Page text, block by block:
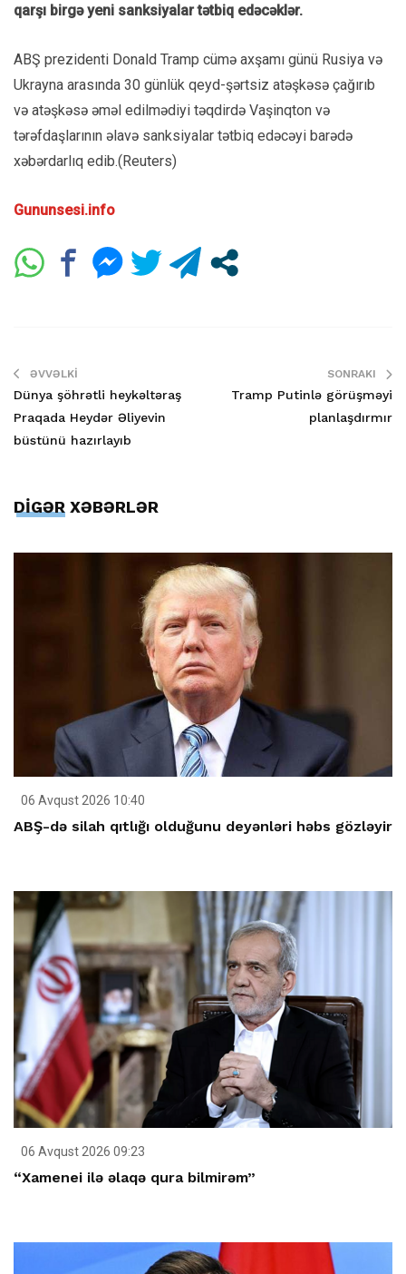
qarşı birgə yeni sanksiyalar tətbiq edəcəklər.
ABŞ prezidenti Donald Tramp cümə axşamı günü Rusiya və
Ukrayna arasında 30 günlük qeyd-şərtsiz atəşkəsə çağırıb
və atəşkəsə əməl edilmədiyi təqdirdə Vaşinqton və
tərəfdaşlarının əlavə sanksiyalar tətbiq edəcəyi barədə
xəbərdarlıq edib.(Reuters)
Gununsesi.info
ƏVVƏLKI
Dünya şöhrətli heykəltəraş
Praqada Heydər Əliyevin
büstünü hazırlayıb
SONRAKI
Tramp Putinlə görüşməyi
planlaşdırmır
DİGƏR XƏBƏRLƏR
06 Avqust 2026 10:40
ABŞ-də silah qıtlığı olduğunu deyənləri həbs gözləyir
06 Avqust 2026 09:23
“Xamenei ilə əlaqə qura bilmirəm”